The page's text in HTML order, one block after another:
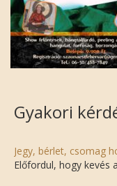
Gyakori
Jegy, bérlet, csomag
Előfordul, hogy kevés